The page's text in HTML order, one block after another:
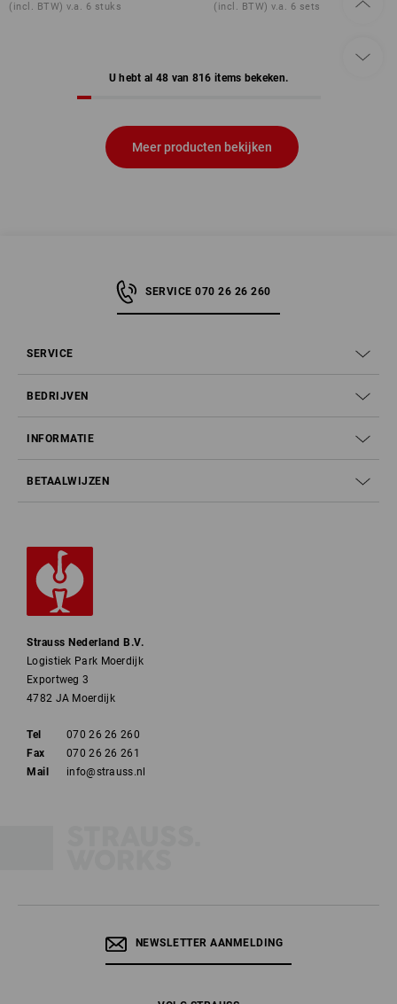
(incl. BTW) v.a. 6 stuks (incl. BTW) v.a. 6 sets
U hebt al 48 van 816 items bekeken.
Meer producten bekijken
SERVICE 070 26 26 260
SERVICE
BEDRIJVEN
INFORMATIE
BETAALWIJZEN
Strauss Nederland B.V.
Logistiek Park Moerdijk
Exportweg 3
4782 JA Moerdijk
Tel
070 26 26 260
Fax
070 26 26 261
Mail
info@strauss.nl
NEWSLETTER AANMELDING